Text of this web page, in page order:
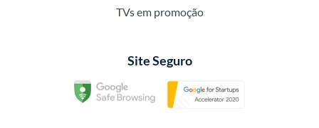
TVs em promoção
Site Seguro